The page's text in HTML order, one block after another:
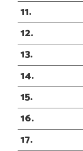
11
12
13
14
15
16
17